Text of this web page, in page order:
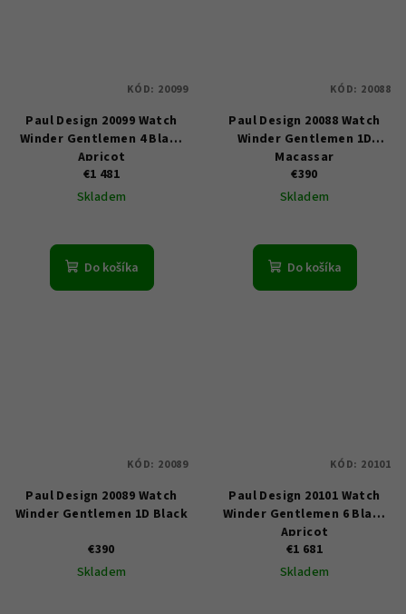
Paul Design 20099 Watch
Winder Gentlemen 4 Black
Apricot
€1 481
Skladem
Do košíka
KÓD: 20099
Paul Design 20088 Watch
Winder Gentlemen 1D
Macassar
€390
Skladem
Do košíka
KÓD: 20088
Paul Design 20089 Watch
Winder Gentlemen 1D Black
€390
Skladem
KÓD: 20089
Paul Design 20101 Watch
Winder Gentlemen 6 Black
Apricot
€1 681
Skladem
KÓD: 20101